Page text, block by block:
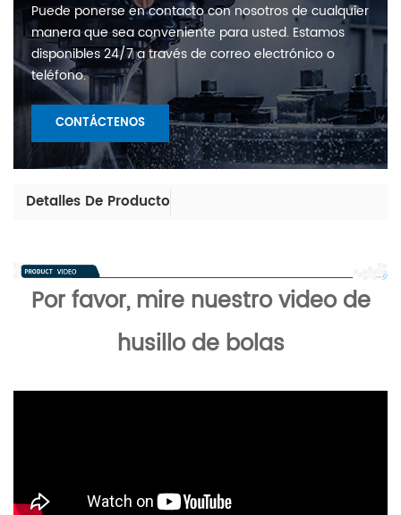
Puede ponerse en contacto con nosotros de cualquier
manera que sea conveniente para usted. Estamos
disponibles 24/7 a través de correo electrónico o
teléfono.
CONTÁCTENOS
Detalles De Producto
Por favor, mire nuestro video de
husillo de bolas